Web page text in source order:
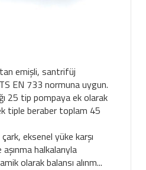
emişli, santrifüj
EN 733 normuna uygun.
25 tip pompaya ek olarak
tiple beraber toplam 45
eksenel yüke karşı
halkalarıyla
olarak balansı alınm...